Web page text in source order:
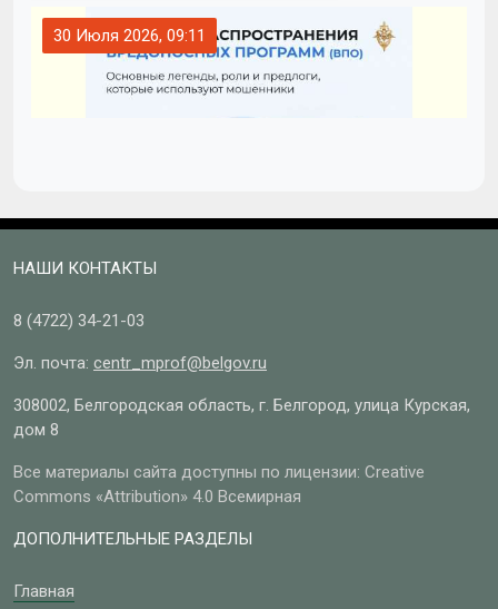
30 Июля 2026, 09:11
НАШИ КОНТАКТЫ
8 (4722) 34-21-03
Эл. почта: centr_mprof@belgov.ru
308002, Белгородская область, г. Белгород, улица Курская,
дом 8
Все материалы сайта доступны по лицензии: Creative
Commons «Attribution» 4.0 Всемирная
ДОПОЛНИТЕЛЬНЫЕ РАЗДЕЛЫ
Главная